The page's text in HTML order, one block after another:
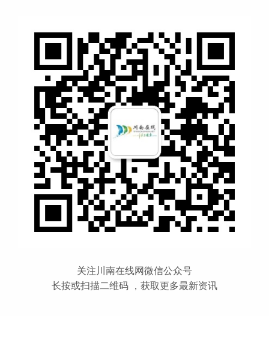
关注川南在线网微信公众号
长按或扫描二维码 ，获取更多最新资讯